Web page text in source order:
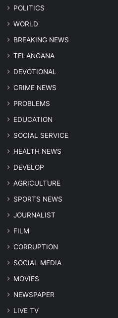
POLITICS
WORLD
BREAKING NEWS
TELANGANA
DEVOTIONAL
CRIME NEWS
PROBLEMS
EDUCATION
SOCIAL SERVICE
HEALTH NEWS
DEVELOP
AGRICULTURE
SPORTS NEWS
JOURNALIST
FILM
CORRUPTION
SOCIAL MEDIA
MOVIES
NEWSPAPER
LIVE TV